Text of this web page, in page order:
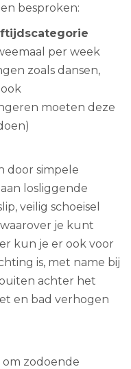
besproken:
per week
zoals dansen,
moeten deze
door simpele
losliggende
veilig schoeisel
je kunt
kun je er ook voor
is, met name bij
achter het
en bad verhogen
zodoende